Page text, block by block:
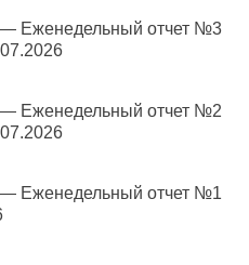
Еженедельный отчет №3
Еженедельный отчет №2
Еженедельный отчет №1